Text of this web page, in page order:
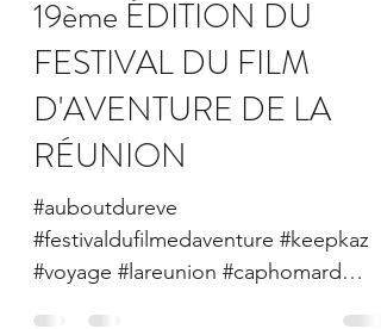
Chris. Keepkaz
27 mars 2023
2 min de lecture
19ème ÉDITION DU
FESTIVAL DU FILM
D'AVENTURE DE LA
RÉUNION
#auboutdureve